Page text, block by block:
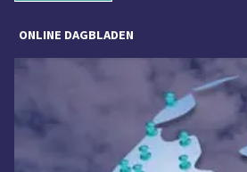
ONLINE DAGBLADEN